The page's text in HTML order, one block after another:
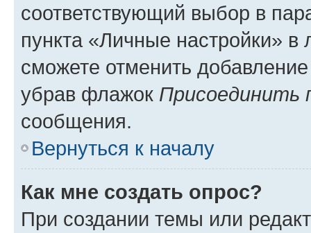
соответствующий выбор в
пункта «Личные настройки»
сможете отменить
убрав флажок Присоединить
сообщения.
Вернуться к началу
Как мне создать опрос?
При создании темы или